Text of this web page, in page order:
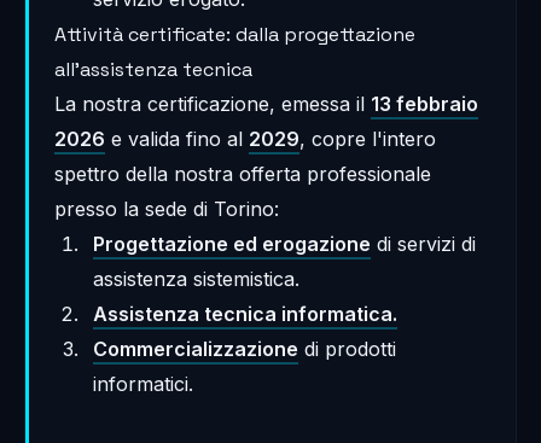
Attività certificate: dalla progettazione
all'assistenza tecnica
La nostra certificazione, emessa il 13 febbraio
2026 e valida fino al 2029, copre l'intero
spettro della nostra offerta professionale
presso la sede di Torino:
Progettazione ed erogazione di servizi di
assistenza sistemistica.
Assistenza tecnica informatica.
Commercializzazione di prodotti
informatici.